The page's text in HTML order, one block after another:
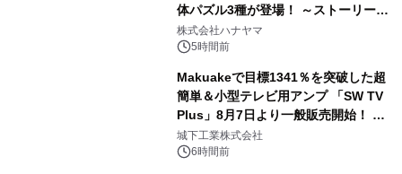
体パズル3種が登場！ ～ストーリーと
ギミックが融合した 大人の体験型パズ
ルが8月7日(金)12時より先行予約受付
株式会社ハナヤマ
5時間前
Makuakeで目標1341％を突破した超
簡単＆小型テレビ用アンプ 「SW TV
Plus」8月7日より一般販売開始！ ケ
ーブル1本つなぐだけ、テレビの音が
ぐっと豊かに
城下工業株式会社
6時間前